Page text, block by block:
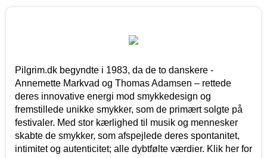
Pilgrim.dk begyndte i 1983, da de to danskere -
Annemette Markvad og Thomas Adamsen – rettede
deres innovative energi mod smykkedesign og
fremstillede unikke smykker, som de primært solgte på
festivaler. Med stor kærlighed til musik og mennesker
skabte de smykker, som afspejlede deres spontanitet,
intimitet og autenticitet; alle dybtfølte værdier. Klik her for